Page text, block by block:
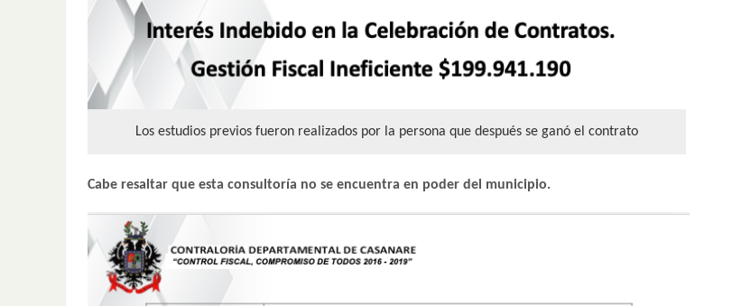
Los estudios previos fueron realizados por la persona que después se ganó el contrato
Cabe resaltar que esta consultoría no se encuentra en poder del municipio.